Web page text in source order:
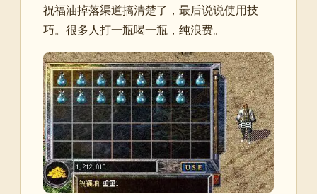
祝福油掉落渠道搞清楚了，最后说说使用技
巧。很多人打一瓶喝一瓶，纯浪费。